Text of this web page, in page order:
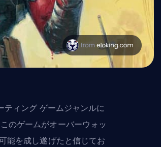
ティング ゲームジャンルに
のゲームがオーバーウォッ
能を成し遂げたと信じてお